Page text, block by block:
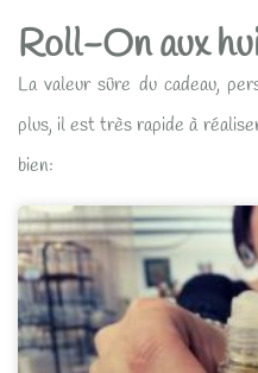
Roll-On aux
La valeur sûre du cadeau,
plus, il est très rapide à
bien: